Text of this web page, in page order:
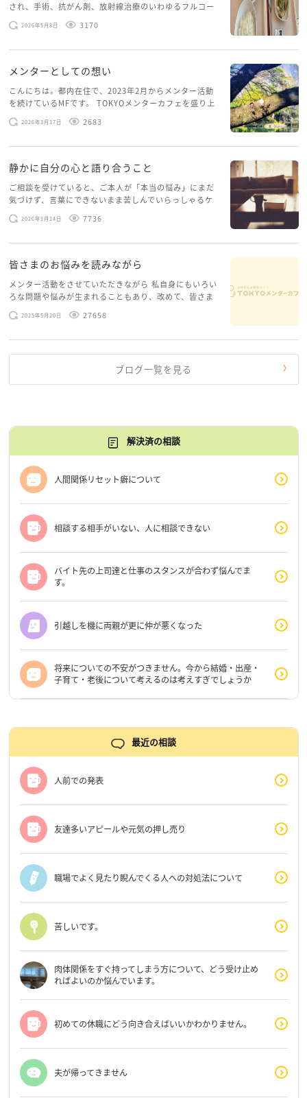
され、手術、抗がん剤、放射線治療のいわゆるフルコー
スを体験していて、しばらくメンターカフェに来られて
いませんでした。体力だけでなく、気力も落ちパソコン
2026年5月8日 3170
メンターとしての想い
こんにちは。都内在住で、2023年2月からメンター活動
を続けているMFです。 TOKYOメンターカフェを盛り上
げたいという想いから、勇気を出して初めてブログを投
稿してみようと思います。少し自分のことを書いてみま
2026年3月17日 2683
静かに自分の心と語り合うこと
ご相談を受けていると、ご本人が「本当の悩み」にまだ
気づけず、言葉にできないまま苦しんでいらっしゃるケ
ースがありますお悩みというのは、心の深いところ（深
層心理）に触れることで、まったく違う角度から解決の
2026年1月14日 7736
皆さまのお悩みを読みながら
メンター活動をさせていただきながら 私自身にもいろい
ろな問題や悩みが生まれることもあり、改めて、皆さま
のお悩みを読みながら 「みんな、もがいてる。わたし
だけじゃないんだな」と、逆に励まされるような日々で
2025年5月20日 27658
ブログ一覧を見る
解決済の相談
人間関係リセット癖について
相談する相手がいない、人に相談できない
バイト先の上司達と仕事のスタンスが合わず悩んでま
す。
引越しを機に両親が更に仲が悪くなった
将来についての不安がつきません。今から結婚・出産・
子育て・老後について考えるのは考えすぎでしょうか
最近の相談
人前での発表
友達多いアピールや元気の押し売り
職場でよく見たり睨んでくる人への対処法について
苦しいです。
肉体関係をすぐ持ってしまう方について、どう受け止め
ればよいのか悩んでいます。
初めての休職にどう向き合えばいいかわかりません。
夫が帰ってきません